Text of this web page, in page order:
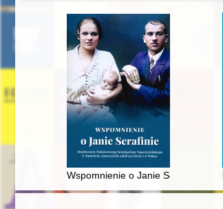
Wspomnienie o Janie Serafinie :